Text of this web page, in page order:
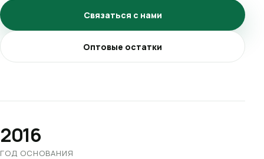
Связаться с нами
Оптовые остатки
2016
ГОД ОСНОВАНИЯ